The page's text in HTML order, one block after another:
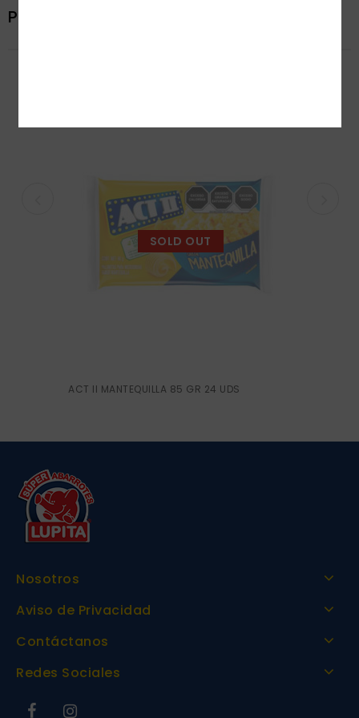
Productos relacionados
SOLD OUT
ACT II MANTEQUILLA 85 GR 24 UDS
Nosotros
Aviso de Privacidad
Contáctanos
Redes Sociales